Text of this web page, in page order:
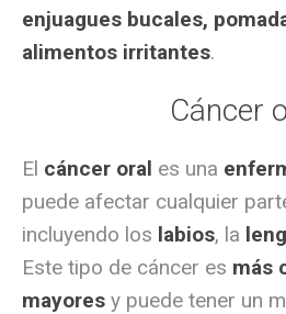
enjuagues bucales,
alimentos irritantes.
Cáncer
El cáncer oral es una
puede afectar cualquier
incluyendo los labios, la
Este tipo de cáncer es más
mayores y puede tener un